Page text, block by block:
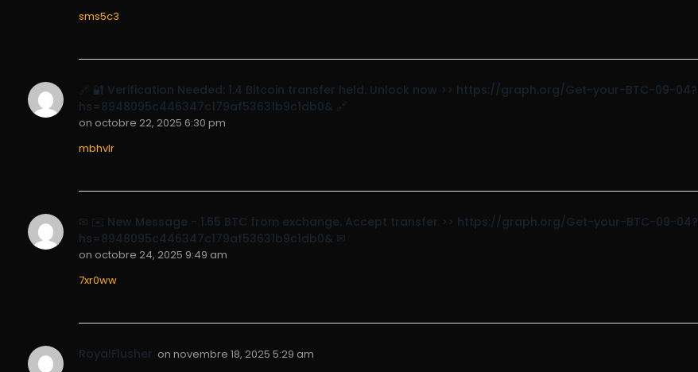
sms5c3
🔗 🔐 Verification Needed: 1.4 Bitcoin transfer held. Unlock now >> https://graph.org/Get-your-BTC-09-04?
hs=8948095c446347c179af53631b9c1db0& 🔗
on octobre 22, 2025 6:30 pm
mbhvlr
✉ ✉️ New Message - 1.65 BTC from exchange. Accept transfer >> https://graph.org/Get-your-BTC-09-04?
hs=8948095c446347c179af53631b9c1db0& ✉
on octobre 24, 2025 9:49 am
7xr0ww
RoyalFlusher on novembre 18, 2025 5:29 am